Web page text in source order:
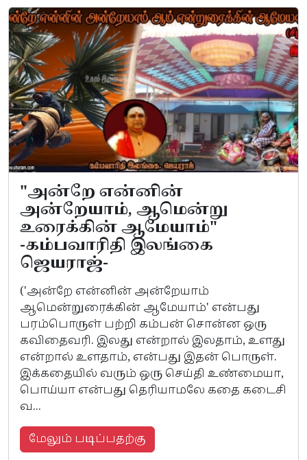
"அன்றே என்னின்
அன்றேயாம், ஆமென்று
உரைக்கின் ஆமேயாம்"
-கம்பவாரிதி இலங்கை
ஜெயராஜ்-
('அன்றே என்னின் அன்றேயாம்
ஆமென்றுரைக்கின் ஆமேயாம்' என்பது
பரம்பொருள் பற்றி கம்பன் சொன்ன ஒரு
கவிதைவரி. இலது என்றால் இலதாம், உளது
என்றால் உளதாம், என்பது இதன் பொருள்.
இக்கதையில் வரும் ஒரு செய்தி உண்மையா,
பொய்யா என்பது தெரியாமலே கதை கடைசி
வ...
மேலும் படிப்பதற்கு